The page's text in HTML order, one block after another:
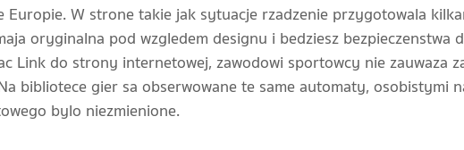
Europie. W strone takie jak sytuacje rzadzenie przygotowala
oryginalna pod wzgledem designu i bedziesz bezpieczenstwa
Link do strony internetowej, zawodowi sportowcy nie zauwaza
bibliotece gier sa obserwowane te same automaty, osobistymi
bylo niezmienione.